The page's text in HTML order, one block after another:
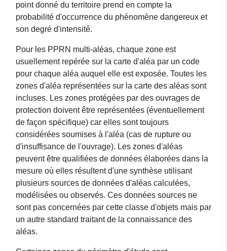
point donné du territoire prend en compte la
probabilité d'occurrence du phénomène dangereux et
son degré d'intensité.
Pour les PPRN multi-aléas, chaque zone est
usuellement repérée sur la carte d'aléa par un code
pour chaque aléa auquel elle est exposée. Toutes les
zones d'aléa représentées sur la carte des aléas sont
incluses. Les zones protégées par des ouvrages de
protection doivent être représentées (éventuellement
de façon spécifique) car elles sont toujours
considérées soumises à l'aléa (cas de rupture ou
d'insuffisance de l'ouvrage). Les zones d'aléas
peuvent être qualifiées de données élaborées dans la
mesure où elles résultent d'une synthèse utilisant
plusieurs sources de données d'aléas calculées,
modélisées ou observés. Ces données sources ne
sont pas concernées par cette classe d'objets mais par
un autre standard traitant de la connaissance des
aléas.